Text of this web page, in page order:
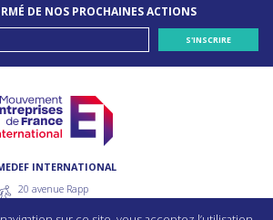
DE NOS PROCHAINES ACTIONS
INTERNATIONAL
20 avenue Rapp
75007 Paris - France